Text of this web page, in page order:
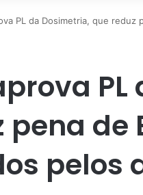
PL da Dosimetria, que
PL
de
pelos